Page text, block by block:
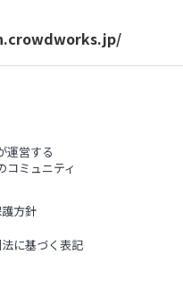
運営する
コミュニティ
方針
に基づく表記